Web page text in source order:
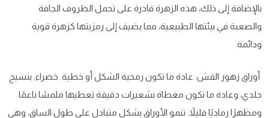
بالإضافة إلى ذلك، هذه الزهرة قادرة على تحمل الظروف الجافة
والصعبة في بيئتها الطبيعية، مما يضيف إلى رمزيتها كزهرة قوية
ودائمة.
أوراق زهور القش: عادة ما تكون رمحية الشكل أو خطية. خضراء. بنسيج
جلدي، وعادة ما تكون مغطاة بشعيرات دقيقة تعطيها ملمسًا ناعمًا
ومظهرًا رماديًا قليلاً. تنمو الأوراق بشكل متبادل على طول الساق، وهي